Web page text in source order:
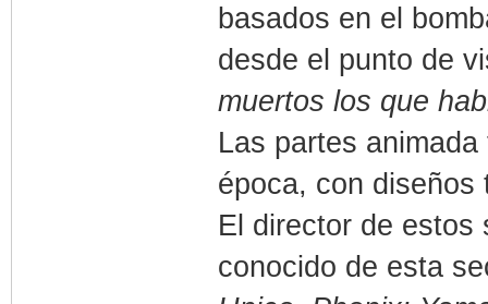
basados en el
desde el punto de
muertos los que
Las partes
época, con diseños
El director de
conocido de esta